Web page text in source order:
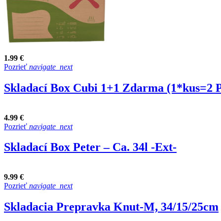
1.99 €
Pozrieť navigate_next
Skladací Box Cubi 1+1 Zdarma (1*kus=2
4.99 €
Pozrieť navigate_next
Skladací Box Peter – Ca. 34l -Ext-
9.99 €
Pozrieť navigate_next
Skladacia Prepravka Knut-M, 34/15/25cm